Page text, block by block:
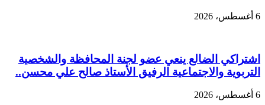
6 أغسطس، 2026
اشتراكي الضالع ينعي عضو لجنة المحافظة والشخصية
التربوية والاجتماعية الرفيق الأستاذ صالح علي محسن..
6 أغسطس، 2026